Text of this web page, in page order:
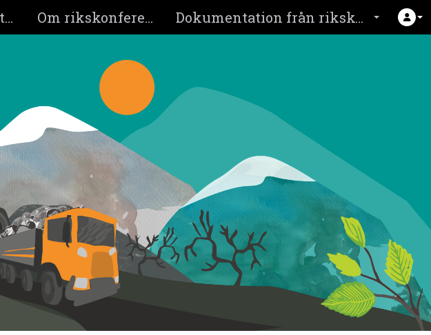
Partners och utställare Om rikskonferens 2026 Dokumentation från rikskonferensen